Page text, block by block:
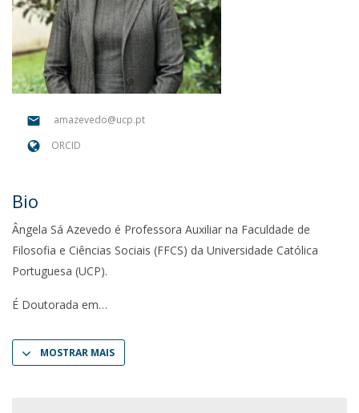
amazevedo@ucp.pt
ORCID
Bio
Ângela Sá Azevedo é Professora Auxiliar na Faculdade de
Filosofia e Ciências Sociais (FFCS) da Universidade Católica
Portuguesa (UCP).
É Doutorada em
MOSTRAR MAIS